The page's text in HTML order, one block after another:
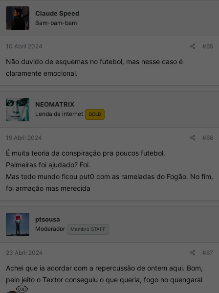
ç
õ
s
Claude Speed
Bam-bam-bam
10 Abril 2024 #65
Não duvido de esquemas no futebol, mas nesse caso é
claramente emocional.
NEOMATRIX
Lenda da internet GOLD
19 Abril 2024 #66
É muita teoria da conspiração pra poucos futebol.
Palmeiras foi ajudado? Foi.
Mas todo mundo ficou put0 com as rameladas do Fogão. No fim,
foi armação mas merecida
ptsousa
Moderador Membro STAFF
23 Abril 2024 #67
Achei que ia acordar com a repercussão de ontem aqui. Bom,
pelo jeito o Textor conseguiu o que queria, fogo no quengaral